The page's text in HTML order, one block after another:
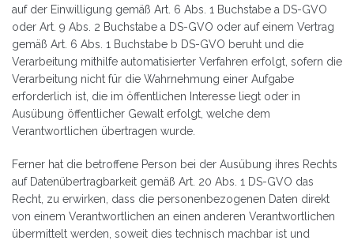
auf der Einwilligung gemäß Art. 6 Abs. 1 Buchstabe a DS-GVO
oder Art. 9 Abs. 2 Buchstabe a DS-GVO oder auf einem Vertrag
gemäß Art. 6 Abs. 1 Buchstabe b DS-GVO beruht und die
Verarbeitung mithilfe automatisierter Verfahren erfolgt, sofern die
Verarbeitung nicht für die Wahrnehmung einer Aufgabe
erforderlich ist, die im öffentlichen Interesse liegt oder in
Ausübung öffentlicher Gewalt erfolgt, welche dem
Verantwortlichen übertragen wurde.
Ferner hat die betroffene Person bei der Ausübung ihres Rechts
auf Datenübertragbarkeit gemäß Art. 20 Abs. 1 DS-GVO das
Recht, zu erwirken, dass die personenbezogenen Daten direkt
von einem Verantwortlichen an einen anderen Verantwortlichen
übermittelt werden, soweit dies technisch machbar ist und